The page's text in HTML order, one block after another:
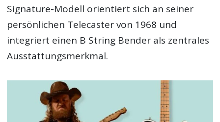
Signature-Modell orientiert sich an seiner
persönlichen Telecaster von 1968 und
integriert einen B String Bender als zentrales
Ausstattungsmerkmal.